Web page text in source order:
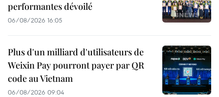
performantes dévoilé
06/08/2026 16:05
Plus d'un milliard d'utilisateurs de
Weixin Pay pourront payer par QR
code au Vietnam
06/08/2026 09:04